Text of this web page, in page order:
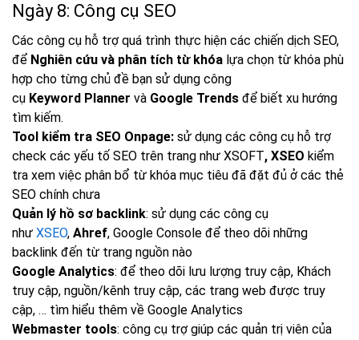
Ngày 8: Công cụ SEO
Các công cụ hỗ trợ quá trình thực hiện các chiến dịch SEO,
để Nghiên cứu và phân tích từ khóa lựa chọn từ khóa phù
hợp cho từng chủ đề bạn sử dụng công
cụ Keyword Planner và Google Trends để biết xu hướng
tìm kiếm.
Tool kiểm tra SEO Onpage: sử dụng các công cụ hỗ trợ
check các yếu tố SEO trên trang như XSOFT, XSEO kiểm
tra xem việc phân bổ từ khóa mục tiêu đã đặt đủ ở các thẻ
SEO chính chưa
Quản lý hồ sơ backlink: sử dụng các công cụ
như XSEO, Ahref, Google Console để theo dõi những
backlink đến từ trang nguồn nào
Google Analytics: để theo dõi lưu lượng truy cập, Khách
truy cập, nguồn/kênh truy cập, các trang web được truy
cập, … tìm hiểu thêm về Google Analytics
Webmaster tools: công cụ trợ giúp các quản trị viên của